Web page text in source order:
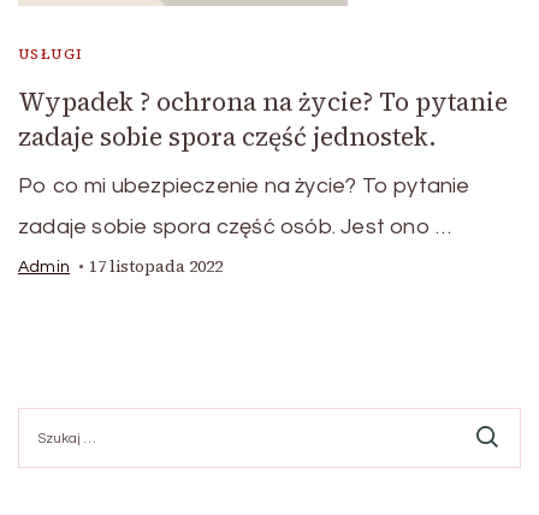
USŁUGI
Wypadek ? ochrona na życie? To pytanie
zadaje sobie spora część jednostek.
Po co mi ubezpieczenie na życie? To pytanie
zadaje sobie spora część osób. Jest ono …
Admin 17 listopada 2022